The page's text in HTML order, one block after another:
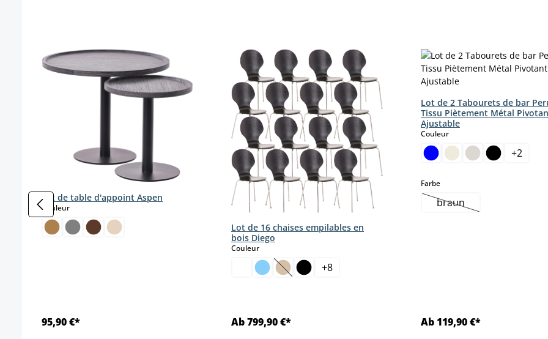
Set de table d'appoint Aspen
Couleurselect
95,90 €*
Lot de 16 chaises empilables en
bois Diego
Couleurselect
(Cette option n'est pas disponible pour le moment.)
+8
Ab 799,90 €*
Lot de 2 Tabourets de bar
Tissu Piètement Métal
Ajustable
Couleurselect
+2
Farbeselect
braun(Cette option n'est pas
Ab 119,90 €*